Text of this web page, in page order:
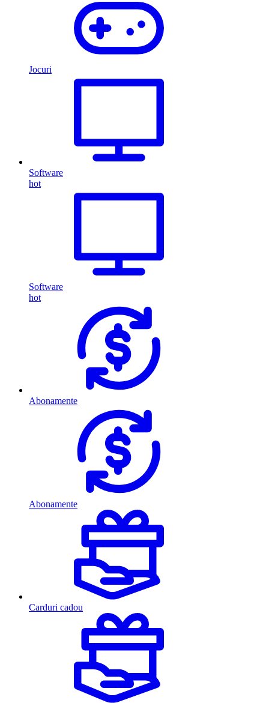
Jocuri
Software
hot
Software
hot
Abonamente
Abonamente
Carduri cadou